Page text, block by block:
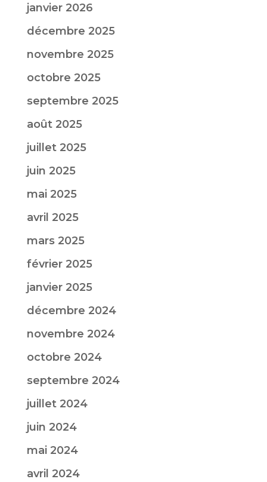
janvier 2026
décembre 2025
novembre 2025
octobre 2025
septembre 2025
août 2025
juillet 2025
juin 2025
mai 2025
avril 2025
mars 2025
février 2025
janvier 2025
décembre 2024
novembre 2024
octobre 2024
septembre 2024
juillet 2024
juin 2024
mai 2024
avril 2024